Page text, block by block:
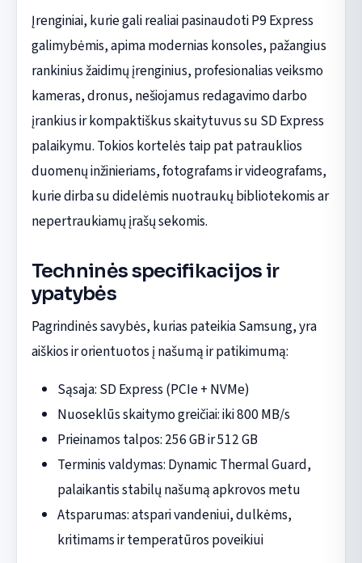
Įrenginiai, kurie gali realiai pasinaudoti P9 Express
galimybėmis, apima modernias konsoles, pažangius
rankinius žaidimų įrenginius, profesionalias veiksmo
kameras, dronus, nešiojamus redagavimo darbo
įrankius ir kompaktiškus skaitytuvus su SD Express
palaikymu. Tokios kortelės taip pat patrauklios
duomenų inžinieriams, fotografams ir videografams,
kurie dirba su didelėmis nuotraukų bibliotekomis ar
nepertraukiamų įrašų sekomis.
Techninės specifikacijos ir
ypatybės
Pagrindinės savybės, kurias pateikia Samsung, yra
aiškios ir orientuotos į našumą ir patikimumą:
Sąsaja: SD Express (PCIe + NVMe)
Nuoseklūs skaitymo greičiai: iki 800 MB/s
Prieinamos talpos: 256 GB ir 512 GB
Terminis valdymas: Dynamic Thermal Guard,
palaikantis stabilų našumą apkrovos metu
Atsparumas: atspari vandeniui, dulkėms,
kritimams ir temperatūros poveikiui